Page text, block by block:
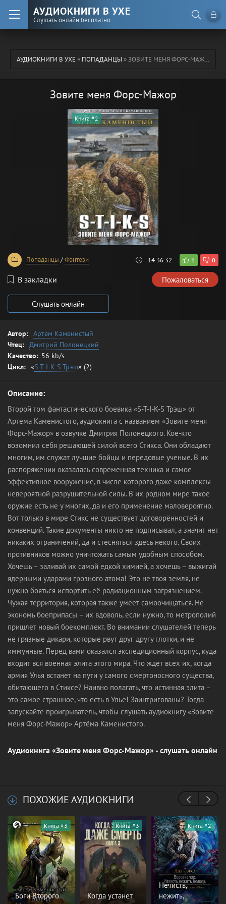
АУДИОКНИГИ В УХЕ
Слушать онлайн бесплатно
АУДИОКНИГИ В УХЕ» ПОПАДАНЦЫ » ЗОВИТЕ МЕНЯ ФОРС-МАЖОР
Зовите меня Форс-Мажор
Книга #2
Попаданцы /Фэнтези 14:36:32 1 0
В закладки Пожаловаться
Слушать онлайн
Автор: Артем Каменистый
Чтец: Дмитрий Полонецкий
Качество: 56 kb/s
Цикл: «S-T-I-K-S Трэш» (2)
Описание:
Второй том фантастического боевика «S-T-I-K-S Трэш» от
Артёма Каменистого, аудиокнига с названием «Зовите меня
Форс-Мажор» в озвучке Дмитрия Полонецкого. Кое-кто
возомнил себя решающей силой всего Стикса. Они обладают
многим, им служат лучшие бойцы и передовые ученые. В их
распоряжении оказалась современная техника и самое
эффективное вооружение, в числе которого даже комплексы
невероятной разрушительной силы. В их родном мире такое
оружие есть не у многих, да и его применение маловероятно.
Вот только в мире Стикс не существует договорённостей и
конвенций. Такие документы никто не подписывал, а значит нет
никаких ограничений, да и стесняться здесь некого. Своих
противников можно уничтожать самым удобным способом.
Хочешь – заливай их самой едкой химией, а хочешь – выжигай
ядерными ударами грозного атома! Это не твоя земля, не
нужно бояться испортить её радиационным загрязнением.
Чужая территория, которая также умеет самоочищаться. Не
экономь боеприпасы – их вдоволь, если нужно, то метрополий
пришлет новый боекомплект. Во внимании слушателей теперь
не грязные дикари, которые рвут друг другу глотки, и не
иммунные. Перед вами оказался экспедиционный корпус, куда
входит вся военная элита этого мира. Что ждёт всех их, когда
армия Улья встанет на пути у самого смертоносного существа,
обитающего в Стиксе? Наивно полагать, что истинная элита –
это самое страшное, что есть в Улье! Заинтригованы? Тогда
запускайте проигрыватель, чтобы слушать аудиокнигу «Зовите
меня Форс-Мажор» Артёма Каменистого.
Аудиокнига «Зовите меня Форс-Мажор» - слушать онлайн
ПОХОЖИЕ АУДИОКНИГИ
Боги Второго
Книга #3
Когда устанет
Книга #3
Нечисть,
нежить,
Книга #2